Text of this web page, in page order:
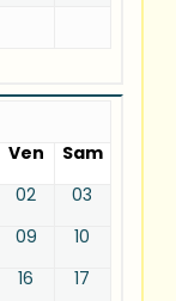
Ven
Sam
02
03
09
10
16
17